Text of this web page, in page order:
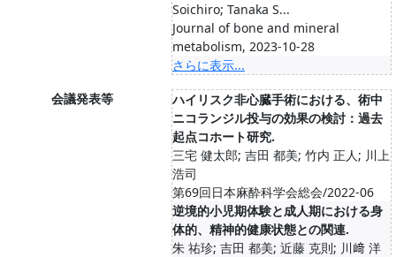
Soichiro; Tanaka S...
Journal of bone and mineral
metabolism, 2023-10-28
さらに表示...
会議発表等
ハイリスク非心臓手術における、術中
ニコランジル投与の効果の検討：過去
起点コホート研究.
三宅 健太郎; 吉田 都美; 竹内 正人; 川上
浩司
第69回日本麻酔科学会総会/2022-06
逆境的小児期体験と成人期における身
体的、精神的健康状態との関連.
朱 祐珍; 吉田 都美; 近藤 克則; 川﨑 洋